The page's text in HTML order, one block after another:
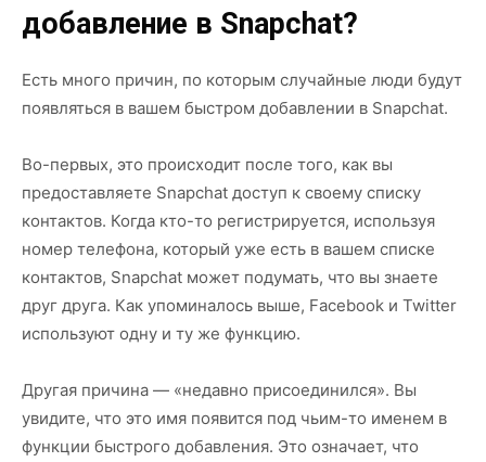
добавление в Snapchat?
Есть много причин, по которым случайные люди будут
появляться в вашем быстром добавлении в Snapchat.
Во-первых, это происходит после того, как вы
предоставляете Snapchat доступ к своему списку
контактов. Когда кто-то регистрируется, используя
номер телефона, который уже есть в вашем списке
контактов, Snapchat может подумать, что вы знаете
друг друга. Как упоминалось выше, Facebook и Twitter
используют одну и ту же функцию.
Другая причина — «недавно присоединился». Вы
увидите, что это имя появится под чьим-то именем в
функции быстрого добавления. Это означает, что